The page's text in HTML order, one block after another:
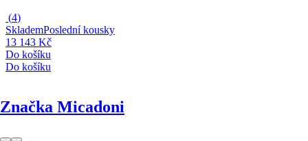
(4)
SklademPoslední kousky
13 143 Kč
Do košíku
Do košíku
Značka Micadoni